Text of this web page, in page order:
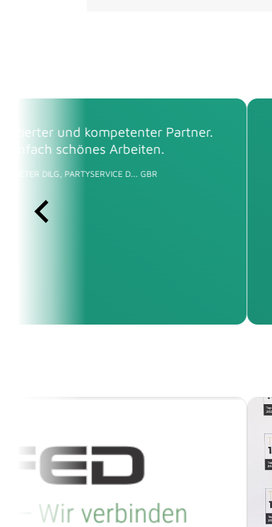
eine Freude, mit der Contag AG
Sie sind stets
Bedürfnisse ein. Wir schätzen die
und offene Art, in der sie mit
[...] Wir freuen uns